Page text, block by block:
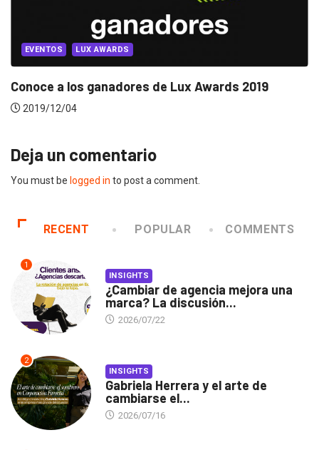
MARKETING MARKETING INTERNACIONAL
4 datos que quizás no sabías del...
2019/02/22
Deja un comentario
You must be logged in to post a comment.
RECENT POPULAR COMMENTS
1
INSIGHTS
¿Cambiar de agencia mejora una
marca? La discusión...
2026/07/22
2
INSIGHTS
Gabriela Herrera y el arte de
cambiarse el...
2026/07/16